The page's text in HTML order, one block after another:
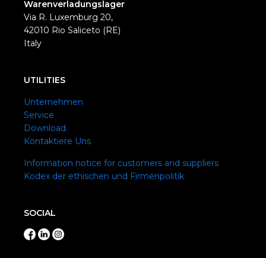
Warenverladungslager
Via R. Luxemburg 20,
42010 Rio Saliceto (RE)
Italy
UTILITIES
Unternehmen
Service
Download
Kontaktiere Uns
Information notice for customers and suppliers
Kodex der ethischen und Firmenpolitik
SOCIAL